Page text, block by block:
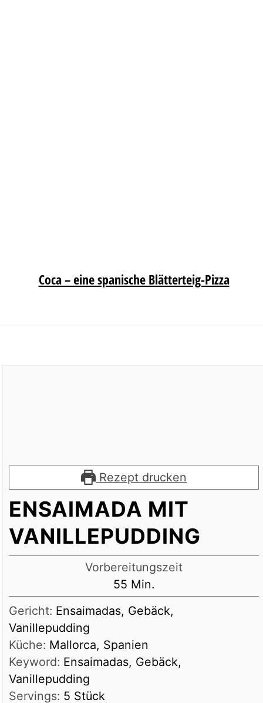
Coca – eine spanische Blätterteig-Pizza
Rezept drucken
ENSAIMADA MIT
VANILLEPUDDING
Vorbereitungszeit
55 Minuten
Min.
Gericht: Ensaimadas, Gebäck,
Vanillepudding
Küche: Mallorca, Spanien
Keyword: Ensaimadas, Gebäck,
Vanillepudding
Servings: 5 Stück